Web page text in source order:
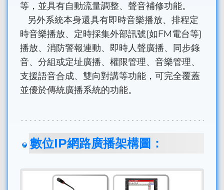
等，並具有自動流量調整、聲音補修功能。
另外系統本身還具有即時音樂播放、排程定
時音樂播放、定時採集外部訊號(如FM電台等)
播放、消防警報連動、即時人聲廣播、同步錄
音、分組或定址廣播、權限管理、音樂管理、
支援語音合成、雙向對講等功能，可完全覆蓋
並優於傳統廣播系統的功能。
數位IP網路廣播架構圖：